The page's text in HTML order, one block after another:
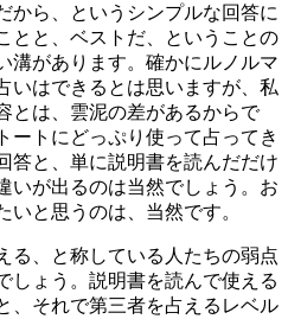
から、というシンプルな回答に
とと、ベストだ、ということの
溝があります。確かにルノルマ
いはできるとは思いますが、私
とは、雲泥の差があるからで
ートにどっぷり使って占ってき
答と、単に説明書を読んだだけ
いが出るのは当然でしょう。お
と思うのは、当然です。
る、と称している人たちの弱点
しょう。説明書を読んで使える
、それで第三者を占えるレベル